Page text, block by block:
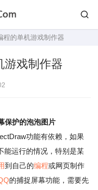
程的单机游戏制作器
游戏制作器
保护的泡泡图片
功能有依赖，如果
能运行的情况，特别是某
到自己的编程或网页制作
的捕捉屏幕功能，需要先